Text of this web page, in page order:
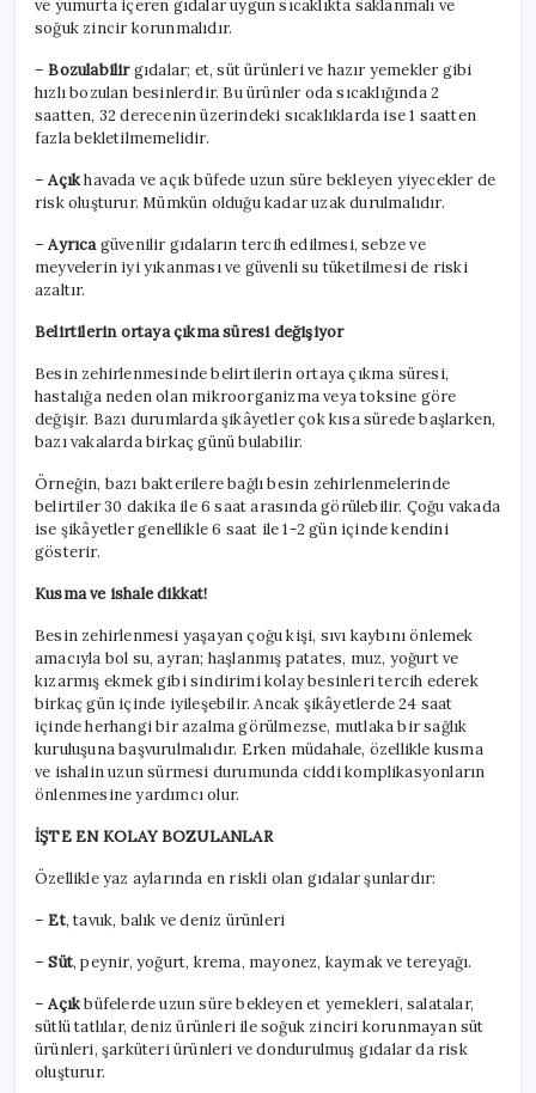
ve yumurta içeren gıdalar uygun sıcaklıkta saklanmalı ve
soğuk zincir korunmalıdır.
– Bozulabilirgıdalar; et, süt ürünleri ve hazır yemekler gibi
hızlı bozulan besinlerdir. Bu ürünler oda sıcaklığında 2
saatten, 32 derecenin üzerindeki sıcaklıklarda ise 1 saatten
fazla bekletilmemelidir.
– Açıkhavada ve açık büfede uzun süre bekleyen yiyecekler de
risk oluşturur. Mümkün olduğu kadar uzak durulmalıdır.
– Ayrıcagüvenilir gıdaların tercih edilmesi, sebze ve
meyvelerin iyi yıkanması ve güvenli su tüketilmesi de riski
azaltır.
Belirtilerin ortaya çıkma süresi değişiyor
Besin zehirlenmesinde belirtilerin ortaya çıkma süresi,
hastalığa neden olan mikroorganizma veya toksine göre
değişir. Bazı durumlarda şikâyetler çok kısa sürede başlarken,
bazı vakalarda birkaç günü bulabilir.
Örneğin, bazı bakterilere bağlı besin zehirlenmelerinde
belirtiler 30 dakika ile 6 saat arasında görülebilir. Çoğu vakada
ise şikâyetler genellikle 6 saat ile 1-2 gün içinde kendini
gösterir.
Kusma ve ishale dikkat!
Besin zehirlenmesi yaşayan çoğu kişi, sıvı kaybını önlemek
amacıyla bol su, ayran; haşlanmış patates, muz, yoğurt ve
kızarmış ekmek gibi sindirimi kolay besinleri tercih ederek
birkaç gün içinde iyileşebilir. Ancak şikâyetlerde 24 saat
içinde herhangi bir azalma görülmezse, mutlaka bir sağlık
kuruluşuna başvurulmalıdır. Erken müdahale, özellikle kusma
ve ishalin uzun sürmesi durumunda ciddi komplikasyonların
önlenmesine yardımcı olur.
İŞTE EN KOLAY BOZULANLAR
Özellikle yaz aylarında en riskli olan gıdalar şunlardır:
– Et, tavuk, balık ve deniz ürünleri
– Süt, peynir, yoğurt, krema, mayonez, kaymak ve tereyağı.
– Açıkbüfelerde uzun süre bekleyen et yemekleri, salatalar,
sütlü tatlılar, deniz ürünleri ile soğuk zinciri korunmayan süt
ürünleri, şarküteri ürünleri ve dondurulmuş gıdalar da risk
oluşturur.